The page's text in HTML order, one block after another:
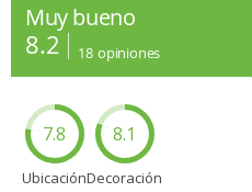
Muy bueno
8.2 18 opiniones
7.8
Ubicación
8.1
Decoración